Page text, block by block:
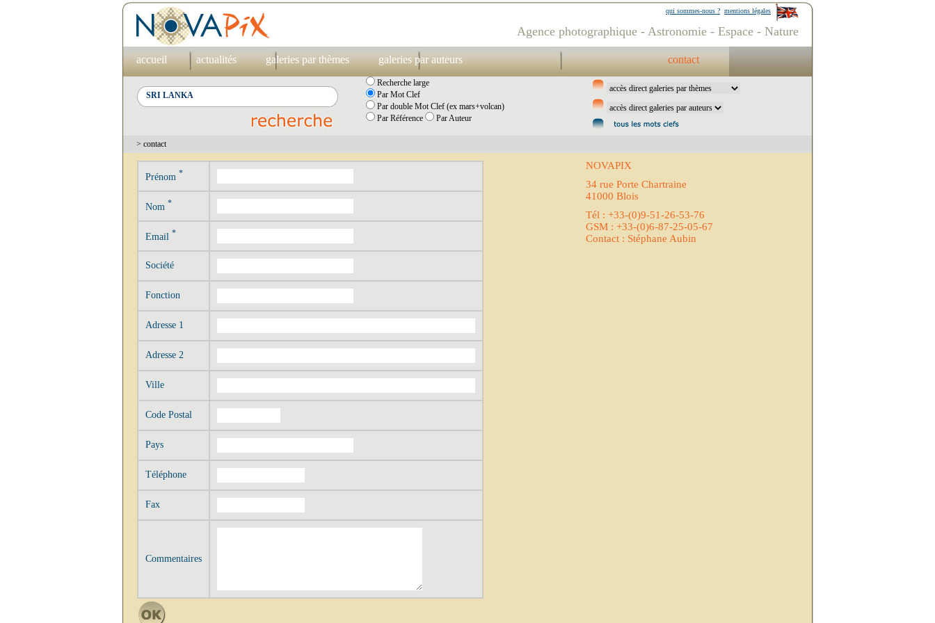
mentions légales
qui sommes-nous ?
Agence photographique - Astronomie - Espace - Nature
accueil actualités galeries par thèmes galeries par auteurs contact
Recherche large
Par Mot Clef
Par double Mot Clef (ex mars+volcan)
Par Référence
Par Auteur
> contact
Prénom *
Nom *
Email *
Société
Fonction
Adresse 1
Adresse 2
Ville
Code Postal
Pays
Téléphone
Fax
Commentaires
NOVAPIX
34 rue Porte Chartraine
41000 Blois
Tél : +33-(0)9-51-26-53-76
GSM : +33-(0)6-87-25-05-67
Contact : Stéphane Aubin